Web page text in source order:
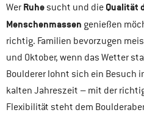
Wer Ruhesucht und die Qualität
Menschenmassen genießen
richtig. Familien bevorzugen
und Oktober, wenn das Wetter
Boulderer lohnt sich ein Besuch
kalten Jahreszeit – mit der
Flexibilität steht dem